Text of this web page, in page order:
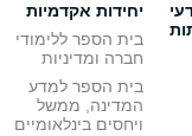
יחידות אקדמיות
בית הספר ללימודי
חברה ומדיניות
בית הספר למדע
המדינה, ממשל
ויחסים בינלאומיים